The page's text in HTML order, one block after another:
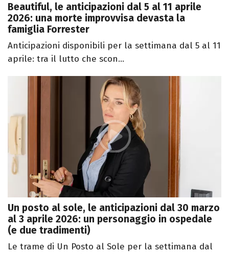
Beautiful, le anticipazioni dal 5 al 11 aprile
2026: una morte improvvisa devasta la
famiglia Forrester
Anticipazioni disponibili per la settimana dal 5 al 11
aprile: tra il lutto che scon...
Un posto al sole, le anticipazioni dal 30 marzo
al 3 aprile 2026: un personaggio in ospedale
(e due tradimenti)
Le trame di Un Posto al Sole per la settimana dal